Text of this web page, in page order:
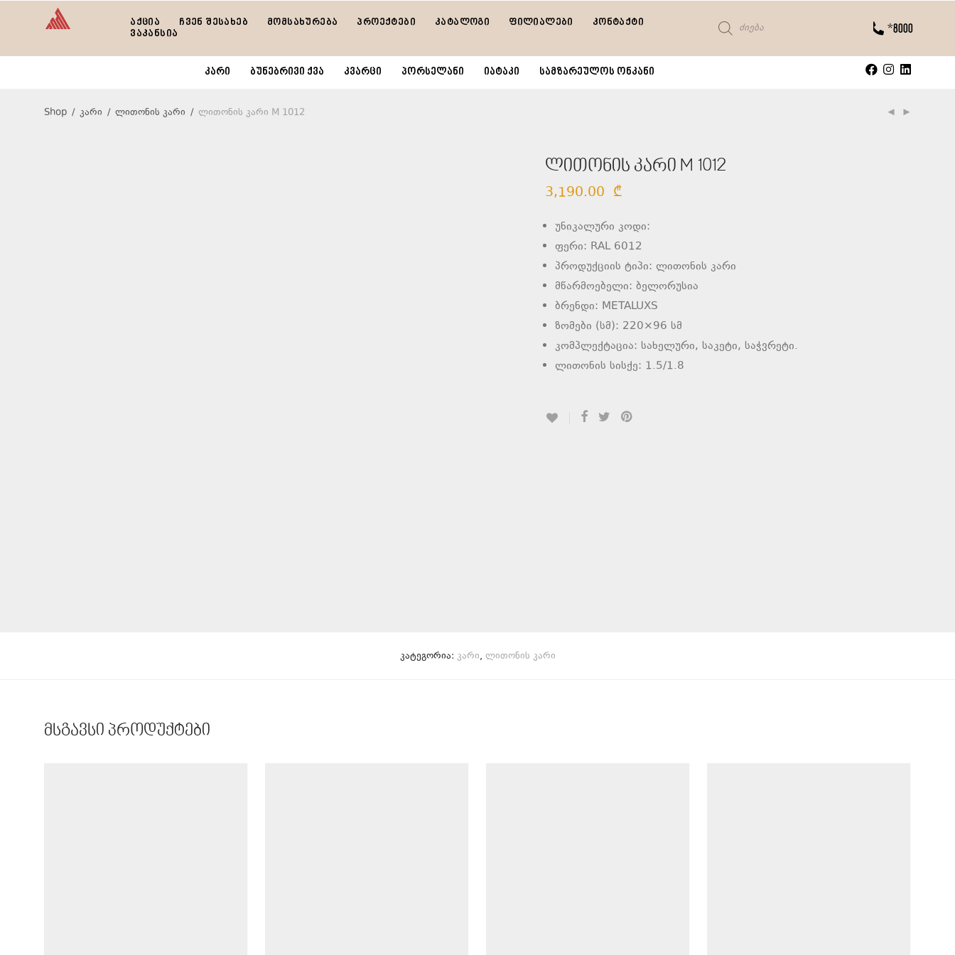
აქცია ჩვენ შესახებ მომსახურება პროექტები კატალოგი ფილიალები
კონტაქტი
ვაკანსია
*8000
კარი ბუნებრივი ქვა კვარცი პორსელანი იატაკი სამზარეულოს ონკანი
Shop / კარი / ლითონის კარი / ლითონის კარი M 1012
ლითონის კარი M 1012
3,190.00 ₾
უნიკალური კოდი:
ფერი: RAL 6012
პროდუქციის ტიპი: ლითონის კარი
მწარმოებელი: ბელორუსია
ბრენდი: METALUXS
ზომები (სმ): 220×96 სმ
კომპლექტაცია: სახელური, საკეტი, საჭვრეტი.
ლითონის სისქე: 1.5/1.8
კატეგორია: კარი, ლითონის კარი
მსგავსი პროდუქტები